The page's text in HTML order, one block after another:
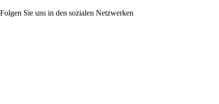
Folgen Sie uns in den sozialen Netzwerken